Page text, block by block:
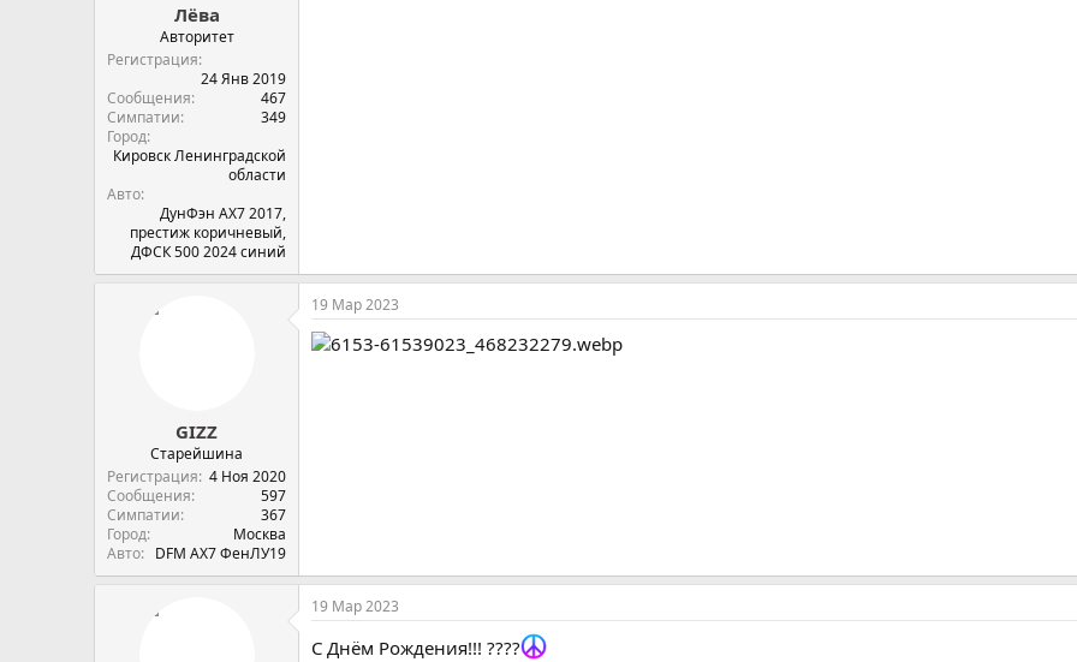
Лёва
Авторитет
Регистрация
24 Янв 2019
Сообщения
467
Симпатии
349
Город
Кировск Ленинградской
области
Авто
ДунФэн АХ7 2017,
престиж коричневый,
ДФСК 500 2024 синий
GIZZ
Старейшина
Регистрация 4 Ноя 2020
Сообщения
597
Симпатии
367
Город
Москва
Авто
DFM AX7 ФенЛУ19
19 Мар 2023
19 Мар 2023
С Днём Рождения!!! ????